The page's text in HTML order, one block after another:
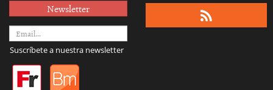
Newsletter
Suscríbete a nuestra newsletter